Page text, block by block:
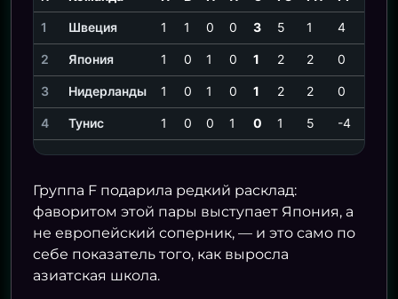
1 Швеция 1 1 0 0 3 5 1 4
2 Япония 1 0 1 0 1 2 2 0
3 Нидерланды 1 0 1 0 1 2 2 0
4 Тунис 1 0 0 1 0 1 5 -4
Группа F подарила редкий расклад:
фаворитом этой пары выступает Япония, а
не европейский соперник, — и это само по
себе показатель того, как выросла
азиатская школа.